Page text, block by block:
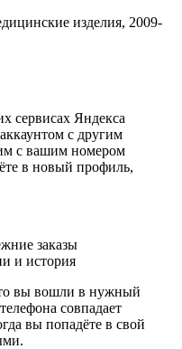
изделия, 2009-
сервисах Яндекса
с другим
с вашим номером
в новый профиль,
заказы
и история
вы вошли в нужный
совпадает
вы попадёте в свой